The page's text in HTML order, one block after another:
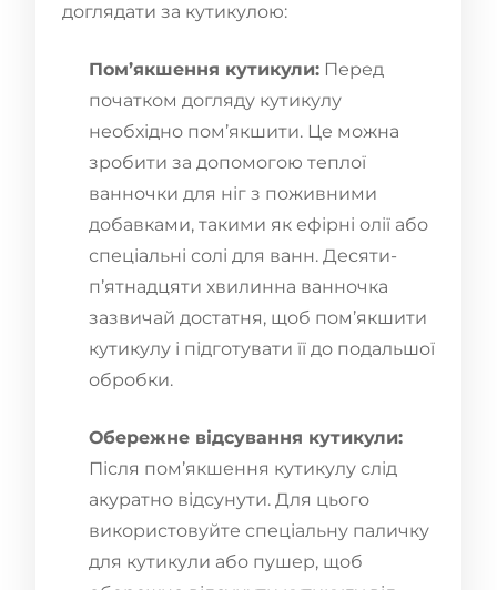
доглядати за кутикулою:
Пом’якшення кутикули: Перед
початком догляду кутикулу
необхідно пом’якшити. Це можна
зробити за допомогою теплої
ванночки для ніг з поживними
добавками, такими як ефірні олії або
спеціальні солі для ванн. Десяти-
п’ятнадцяти хвилинна ванночка
зазвичай достатня, щоб пом’якшити
кутикулу і підготувати її до подальшої
обробки.
Обережне відсування кутикули:
Після пом’якшення кутикулу слід
акуратно відсунути. Для цього
використовуйте спеціальну паличку
для кутикули або пушер, щоб